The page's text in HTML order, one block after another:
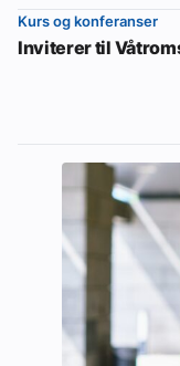
Kurs og konferanser
Inviterer til